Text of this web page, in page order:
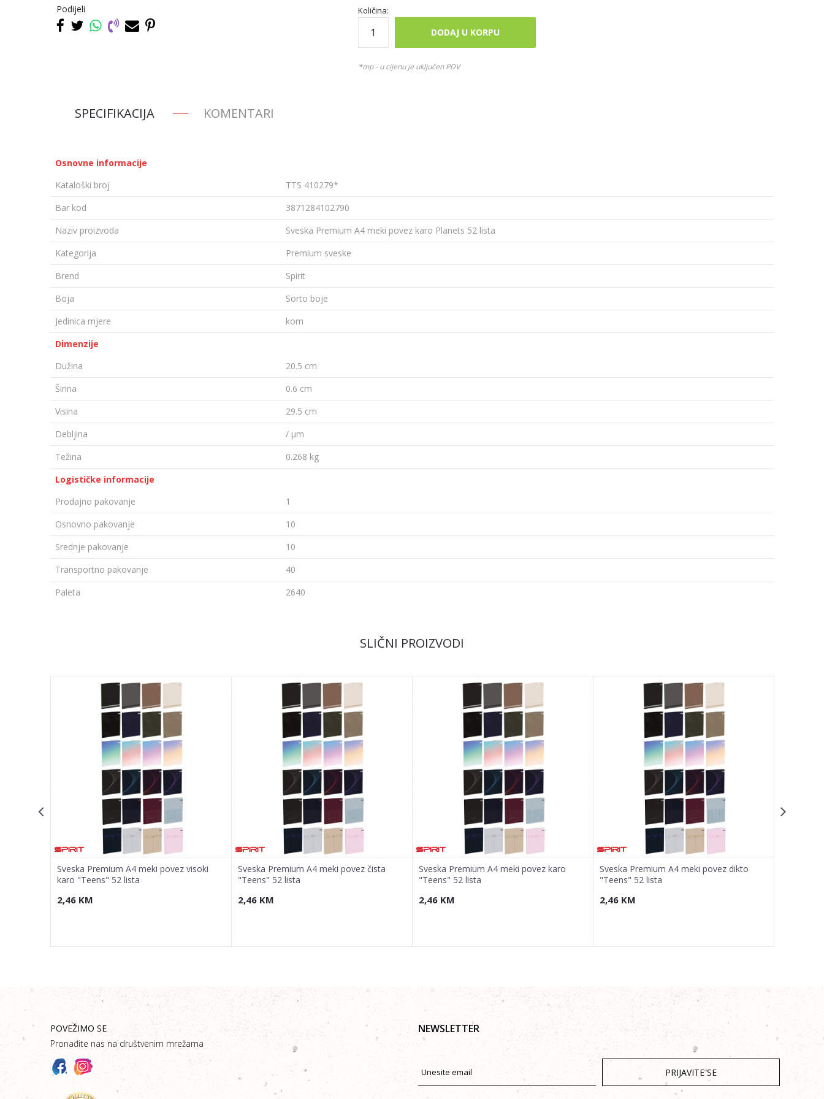
Podijeli Količina:
DODAJ U KORPU
*mp - u cijenu je uključen PDV
SPECIFIKACIJA KOMENTARI
Osnovne informacije
Kataloški broj
TTS 410279*
Bar kod
3871284102790
Naziv proizvoda
Sveska Premium A4 meki povez karo Planets 52 lista
Kategorija
Premium sveske
Brend
Spirit
Boja
Sorto boje
Jedinica mjere
kom
Dimenzije
Dužina
20.5 cm
Širina
0.6 cm
Visina
29.5 cm
Debljina
/ µm
Težina
0.268 kg
Logističke informacije
Prodajno pakovanje
1
Osnovno pakovanje
10
Srednje pakovanje
10
Transportno pakovanje
40
Paleta
2640
POŠALJI
SLIČNI PROIZVODI
Sveska Premium A4 meki povez visoki
karo "Teens" 52 lista
2,46 KM
Sveska Premium A4 meki povez čista
"Teens" 52 lista
2,46 KM
Sveska Premium A4 meki povez karo
"Teens" 52 lista
2,46 KM
Sveska Premium A4 meki povez dikto
"Teens" 52 lista
2,46 KM
POVEŽIMO SE
Pronađite nas na društvenim mrežama
NEWSLETTER
PRIJAVITE SE